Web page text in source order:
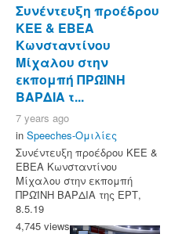
Συνέντευξη προέδρου
ΚΕΕ & ΕΒΕΑ
Κωνσταντίνου
Μίχαλου στην
εκπομπή ΠΡΩΪΝΗ
ΒΑΡΔΙΑ τ...
7 years ago
in Speeches-Ομιλίες
Συνέντευξη προέδρου ΚΕΕ &
ΕΒΕΑ Κωνσταντίνου
Μίχαλου στην εκπομπή
ΠΡΩΪΝΗ ΒΑΡΔΙΑ της ΕΡΤ,
8.5.19
4,745 views